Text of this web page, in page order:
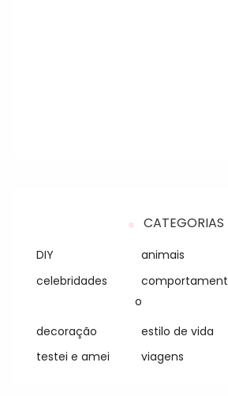
CATEGORIAS
DIY animais
celebridades
comportament
o
decoração
estilo de vida
testei e amei
viagens